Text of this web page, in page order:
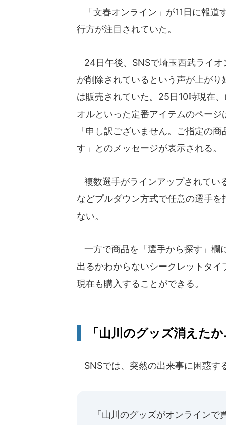
「文春オンライン」が11日に報道
行方が注目されていた。
24日午後、SNSで埼玉西武ライ
が削除されているという声が上が
は販売されていた。25日10時現在
オルといった定番アイテムのペー
「申し訳ございません。ご指定の
す」とのメッセージが表示される。
複数選手がラインアップされてい
などプルダウン方式で任意の選手
ない。
一方で商品を「選手から探す」欄
出るかわからないシークレットタ
現在も購入することができる。
「山川のグッズ消えた
SNSでは、突然の出来事に困惑す
「山川のグッズがオンライン